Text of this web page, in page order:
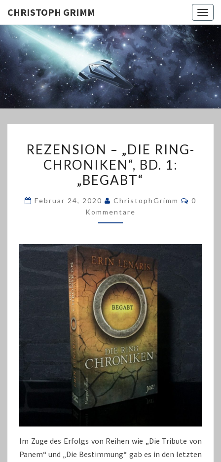
CHRISTOPH GRIMM
GRIMM
–
„DIE
RING-
BD.
REZENSION – „DIE RING-
CHRONIKEN“, BD. 1:
„BEGABT“
Februar 24, 2020 ChristophGrimm
0
Kommentare
Im Zuge des Erfolgs von Reihen wie „Die Tribute von
Panem“ und „Die Bestimmung“ gab es in den letzten